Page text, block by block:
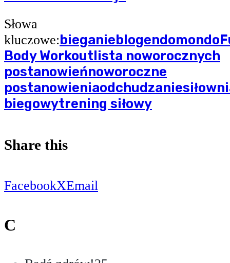
Słowa
kluczowe:bieganieblogendomondo
Body Workoutlista noworocznych
postanowieńnoworoczne
postanowieniaodchudzanie
biegowytrening siłowy
Share this
FacebookXEmail
C